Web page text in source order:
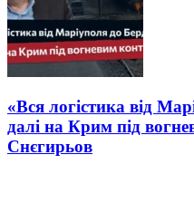
«Вся логістика від
далі на Крим під
Снєгирьов